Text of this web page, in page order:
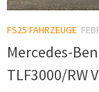
FS25 FAHRZEUGE
Mercedes-
TLF3000/RW